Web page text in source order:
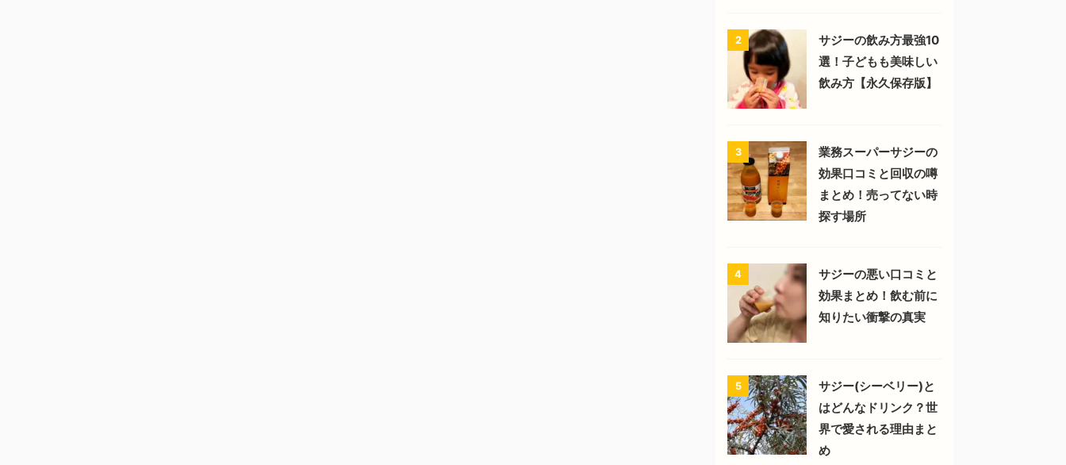
2
サジーの飲み方最強10
選！子どもも美味しい
飲み方【永久保存版】
3
業務スーパーサジーの
効果口コミと回収の噂
まとめ！売ってない時
探す場所
4
サジーの悪い口コミと
効果まとめ！飲む前に
知りたい衝撃の真実
5
サジー(シーベリー)と
はどんなドリンク？世
界で愛される理由まと
め